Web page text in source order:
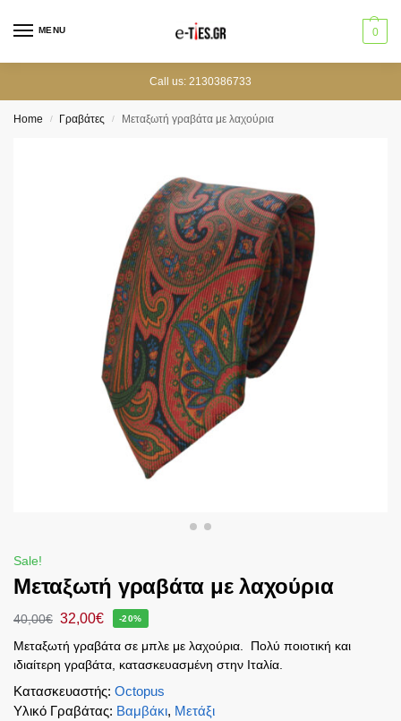
MENU 0
Call us: 2130386733
Home / Γραβάτες / Μεταξωτή γραβάτα με λαχούρια
Sale!
Μεταξωτή γραβάτα με λαχούρια
40,00€ 32,00€ -20%
Μεταξωτή γραβάτα σε μπλε με λαχούρια. Πολύ ποιοτική και
ιδιαίτερη γραβάτα, κατασκευασμένη στην Ιταλία.
Κατασκευαστής: Octopus
Υλικό Γραβάτας: Βαμβάκι, Μετάξι